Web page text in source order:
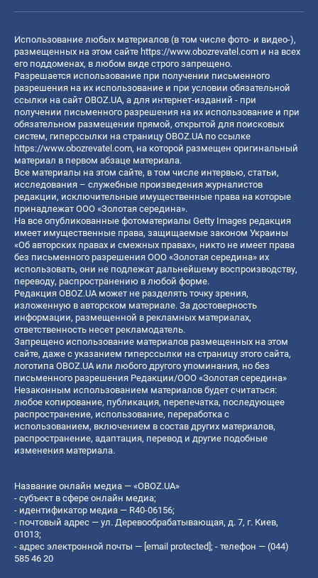
Использование любых материалов (в том числе фото- и видео-),
размещенных на этом сайте https://www.obozrevatel.com и на всех
его поддоменах, в любом виде строго запрещено.
Разрешается использование при получении письменного
разрешения на их использование и при условии обязательной
ссылки на сайт OBOZ.UA, а для интернет-изданий - при
получении письменного разрешения на их использование и при
обязательном размещении прямой, открытой для поисковых
систем, гиперссылки на страницу OBOZ.UA по ссылке
https://www.obozrevatel.com, на которой размещен оригинальный
материал в первом абзаце материала.
Все материалы на этом сайте, в том числе интервью, статьи,
исследования – служебные произведения журналистов
редакции, исключительные имущественные права на которые
принадлежат ООО «Золотая середина».
На все опубликованные фотоматериалы Getty Images редакция
имеет имущественные права, защищаемые законом Украины
«Об авторских правах и смежных правах», никто не имеет права
без письменного разрешения ООО «Золотая середина» их
использовать, они не подлежат дальнейшему воспроизводству,
переводу, распространению в любой форме.
Редакция OBOZ.UA может не разделять точку зрения,
изложенную в авторском материале. За достоверность
информации, размещенной в рекламных материалах,
ответственность несет рекламодатель.
Запрещено использование материалов размещенных на этом
сайте, даже с указанием гиперссылки на страницу этого сайта,
логотипа OBOZ.UA или любого другого упоминания, но без
письменного разрешения Редакции/ООО «Золотая середина»
Незаконным использованием материалов будет считаться:
любое копирование, публикация, перепечатка, последующее
распространение, использование, переработка с
использованием, включением в состав других материалов,
распространение, адаптация, перевод и другие подобные
изменения материала.
Название онлайн медиа — «OBOZ.UA»
- субъект в сфере онлайн медиа;
- идентификатор медиа — R40-06156;
- почтовый адрес — ул. Деревообрабатывающая, д. 7, г. Киев,
01013;
- адрес электронной почты — [email protected]; - телефон — (044)
585 46 20